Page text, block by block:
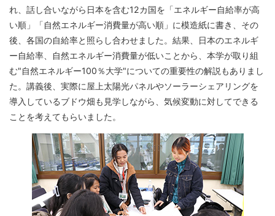
れ、話し合いながら日本を含む12カ国を「エネルギー自給率が高
い順」「自然エネルギー消費量が高い順」に模造紙に書き、その
後、各国の自給率と照らし合わせました。結果、日本のエネルギ
ー自給率、自然エネルギー消費量が低いことから、本学が取り組
む"自然エネルギー100％大学"についての重要性の解説もありまし
た。講義後、実際に屋上太陽光パネルやソーラーシェアリングを
導入しているブドウ畑も見学しながら、気候変動に対してできる
ことを考えてもらいました。